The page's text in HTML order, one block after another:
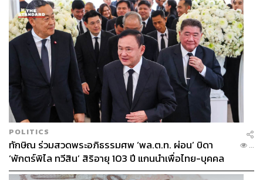
POLITICS
ทักษิณ ร่วมสวดพระอภิธรรมศพ ‘พล.ต.ท. ผ่อน’ บิดา
‘พักตร์พิไล ทวีสิน’ สิริอายุ 103 ปี แกนนำเพื่อไทย-บุคคล
หลากวงการร่วมอาลัย
...